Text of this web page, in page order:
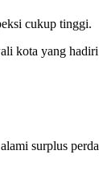
cukup tinggi.
kota yang
surplus